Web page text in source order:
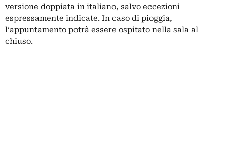
versione doppiata in italiano, salvo eccezioni
espressamente indicate. In caso di pioggia,
l’appuntamento potrà essere ospitato nella sala al
chiuso.